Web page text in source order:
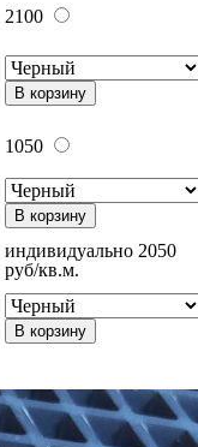
2100
В корзину
1050
В корзину
индивидуально 2050
руб/кв.м.
В корзину